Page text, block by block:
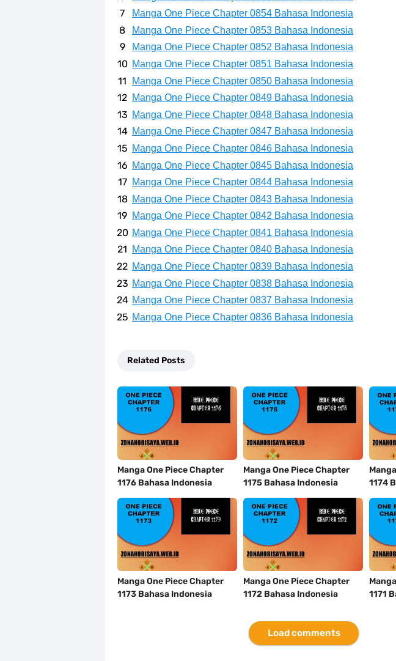
Resep Martabak Manis, Cemilan Enak Yang Memiliki Nama Lain
Manga One Piece Chapter 0854 Bahasa Indonesia
Manga One Piece Chapter 0853 Bahasa Indonesia
Manga One Piece Chapter 0852 Bahasa Indonesia
Manga One Piece Chapter 0851 Bahasa Indonesia
Manga One Piece Chapter 0850 Bahasa Indonesia
Manga One Piece Chapter 0849 Bahasa Indonesia
Manga One Piece Chapter 0848 Bahasa Indonesia
Manga One Piece Chapter 0847 Bahasa Indonesia
Manga One Piece Chapter 0846 Bahasa Indonesia
Manga One Piece Chapter 0845 Bahasa Indonesia
Manga One Piece Chapter 0844 Bahasa Indonesia
Manga One Piece Chapter 0843 Bahasa Indonesia
Manga One Piece Chapter 0842 Bahasa Indonesia
Manga One Piece Chapter 0841 Bahasa Indonesia
Manga One Piece Chapter 0840 Bahasa Indonesia
Manga One Piece Chapter 0839 Bahasa Indonesia
Manga One Piece Chapter 0838 Bahasa Indonesia
Manga One Piece Chapter 0837 Bahasa Indonesia
Manga One Piece Chapter 0836 Bahasa Indonesia
Related Posts
Manga One Piece Chapter
1176 Bahasa Indonesia
Manga One Piece Chapter
1175 Bahasa Indonesia
1174
Manga One Piece Chapter
1173 Bahasa Indonesia
Manga One Piece Chapter
1172 Bahasa Indonesia
1171
Load comments